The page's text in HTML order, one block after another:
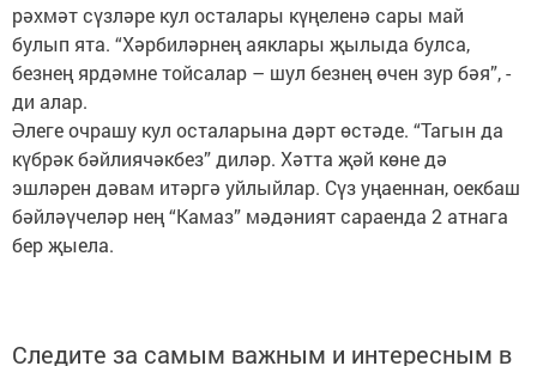
рәхмәт сүзләре кул осталары күңеленә сары май
булып ята. “Хәрбиләрнең аяклары җылыда булса,
безнең ярдәмне тойсалар – шул безнең өчен зур бәя”, -
ди алар.
Әлеге очрашу кул осталарына дәрт өстәде. “Тагын да
күбрәк бәйлиячәкбез” диләр. Хәтта җәй көне дә
эшләрен дәвам итәргә уйлыйлар. Сүз уңаеннан, оекбаш
бәйләүчеләр нең “Камаз” мәдәният сараенда 2 атнага
бер җыела.
Следите за самым важным и интересным в